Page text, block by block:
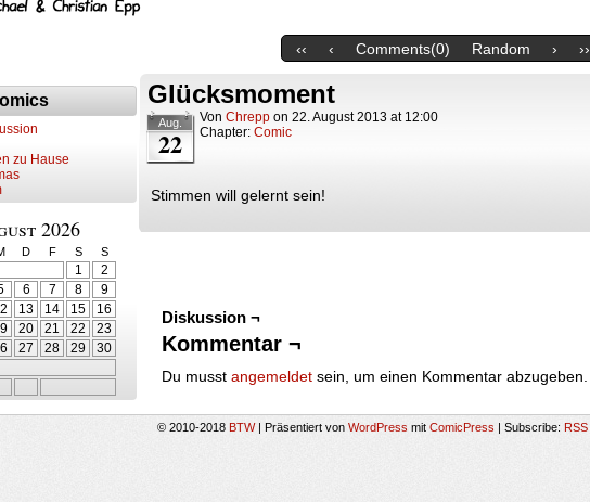
‹‹ ‹ Comments(0) Random › ››
zu Hause
2026
D F S S
1
2
6 7 8
9
13 14 15
16
20 21 22
23
27 28 29
30
Glücksmoment
Aug.
22
Von Chrepp on 22. August 2013 at 12:00
Chapter: Comic
Stimmen will gelernt sein!
Diskussion ¬
Kommentar ¬
Du musst angemeldet sein, um einen Kommentar abzugeben.
© 2010-2018 BTW | Präsentiert von WordPress mit ComicPress | Subscribe: RSS